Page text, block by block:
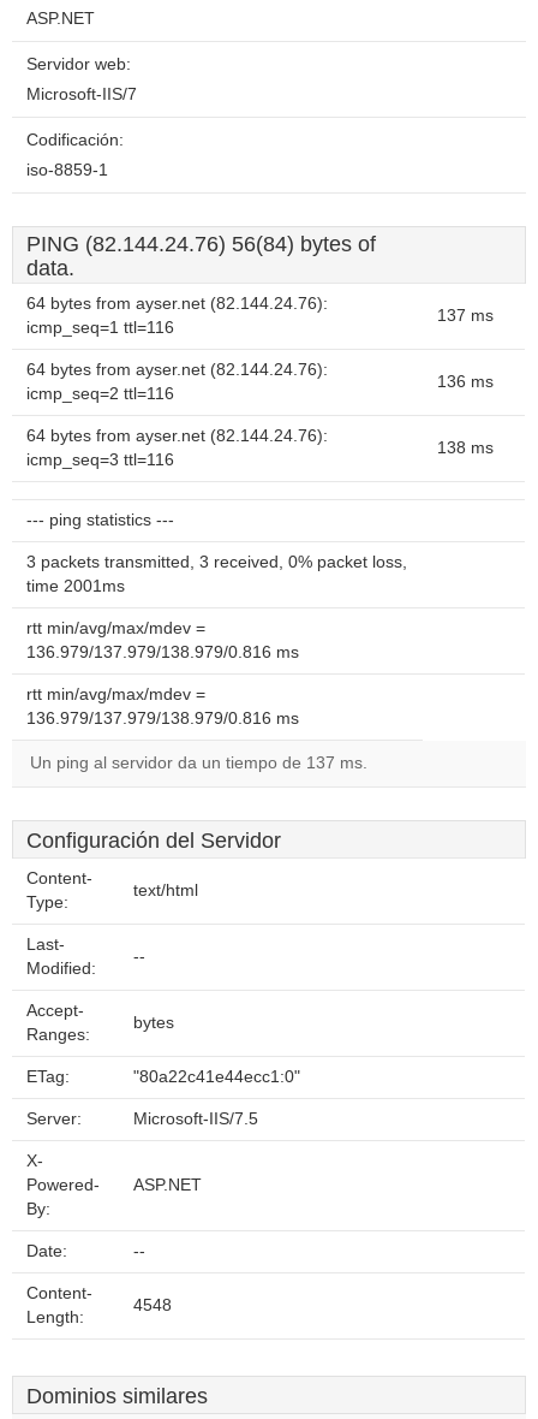
ASP.NET
Servidor web:
Microsoft-IIS/7
Codificación:
iso-8859-1
PING (82.144.24.76) 56(84) bytes of
data.
64 bytes from ayser.net (82.144.24.76):
icmp_seq=1 ttl=116
137 ms
64 bytes from ayser.net (82.144.24.76):
icmp_seq=2 ttl=116
136 ms
64 bytes from ayser.net (82.144.24.76):
icmp_seq=3 ttl=116
138 ms
--- ping statistics ---
3 packets transmitted, 3 received, 0% packet loss,
time 2001ms
rtt min/avg/max/mdev =
136.979/137.979/138.979/0.816 ms
rtt min/avg/max/mdev =
136.979/137.979/138.979/0.816 ms
Un ping al servidor da un tiempo de 137 ms.
Configuración del Servidor
Content-
Type:
text/html
Last-
Modified:
--
Accept-
Ranges:
bytes
ETag: "80a22c41e44ecc1:0"
Server: Microsoft-IIS/7.5
X-
Powered-
By:
ASP.NET
Date: --
Content-
Length:
4548
Dominios similares